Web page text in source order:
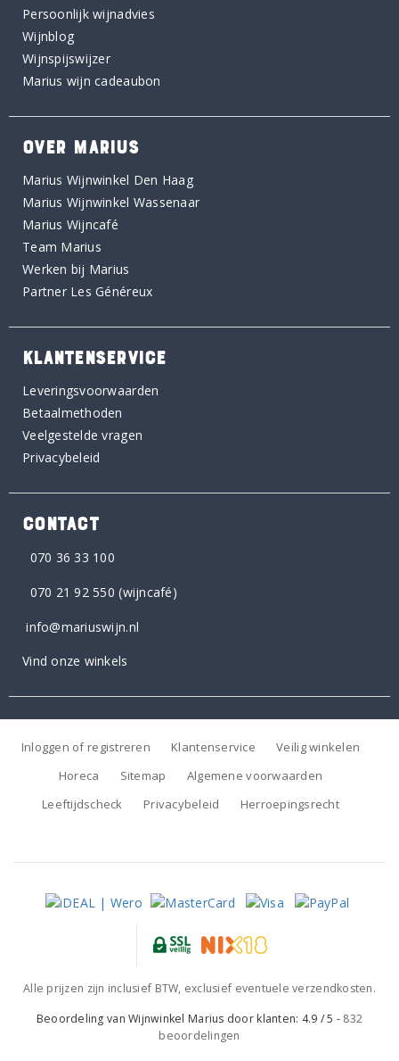
Persoonlijk wijnadvies
Wijnblog
Wijnspijswijzer
Marius wijn cadeaubon
OVER MARIUS
Marius Wijnwinkel Den Haag
Marius Wijnwinkel Wassenaar
Marius Wijncafé
Team Marius
Werken bij Marius
Partner Les Généreux
KLANTENSERVICE
Leveringsvoorwaarden
Betaalmethoden
Veelgestelde vragen
Privacybeleid
CONTACT
070 36 33 100
070 21 92 550 (wijncafé)
info@mariuswijn.nl
Vind onze winkels
Inloggen of registreren Klantenservice
Veilig winkelen
Horeca
Sitemap
Algemene voorwaarden
Leeftijdscheck
Privacybeleid Herroepingsrecht
Alle prijzen zijn inclusief BTW, exclusief eventuele verzendkosten.
Beoordeling vanWijnwinkel Marius door klanten: 4.9 /5 - 832
beoordelingen